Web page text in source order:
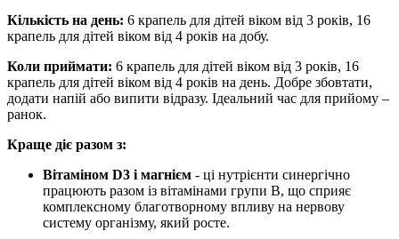
Кількість на день: 6 крапель для дітей віком від 3 років, 16
крапель для дітей віком від 4 років на добу.
Коли приймати: 6 крапель для дітей віком від 3 років, 16
крапель для дітей віком від 4 років на день. Добре збовтати,
додати напій або випити відразу. Ідеальний час для прийому –
ранок.
Краще діє разом з:
Вітаміном D3 і магнієм - ці нутрієнти синергічно
працюють разом із вітамінами групи B, що сприяє
комплексному благотворному впливу на нервову
систему організму, який росте.